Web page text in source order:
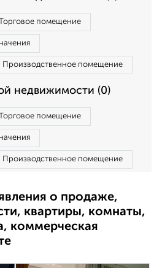
помещение
Производственное помещение
недвижимости (0)
помещение
Производственное помещение
о продаже,
квартиры, комнаты,
коммерческая